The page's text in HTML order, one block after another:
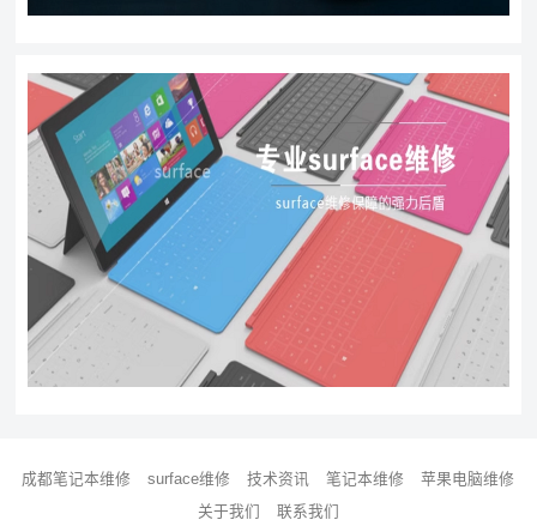
成都笔记本维修 surface维修 技术资讯 笔记本维修
苹果电脑维修
关于我们
联系我们